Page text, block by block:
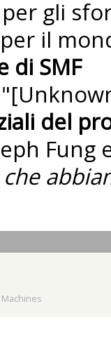
gli
il
di SMF
del